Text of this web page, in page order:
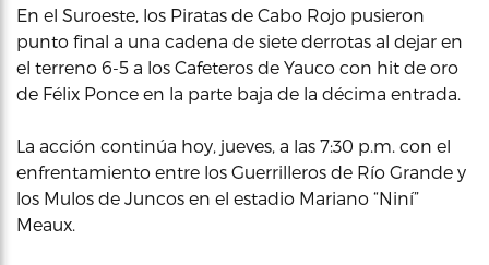
En el Suroeste, los Piratas de Cabo Rojo pusieron
punto final a una cadena de siete derrotas al dejar en
el terreno 6-5 a los Cafeteros de Yauco con hit de oro
de Félix Ponce en la parte baja de la décima entrada.
La acción continúa hoy, jueves, a las 7:30 p.m. con el
enfrentamiento entre los Guerrilleros de Río Grande y
los Mulos de Juncos en el estadio Mariano “Niní”
Meaux.